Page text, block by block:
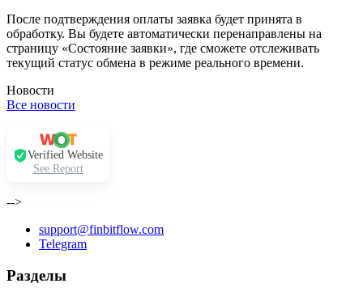
После подтверждения оплаты заявка будет принята в
обработку. Вы будете автоматически перенаправлены на
страницу «Состояние заявки», где сможете отслеживать
текущий статус обмена в режиме реального времени.
Новости
Все новости
Verified Website
See Report
-->
support@finbitflow.com
Telegram
Разделы